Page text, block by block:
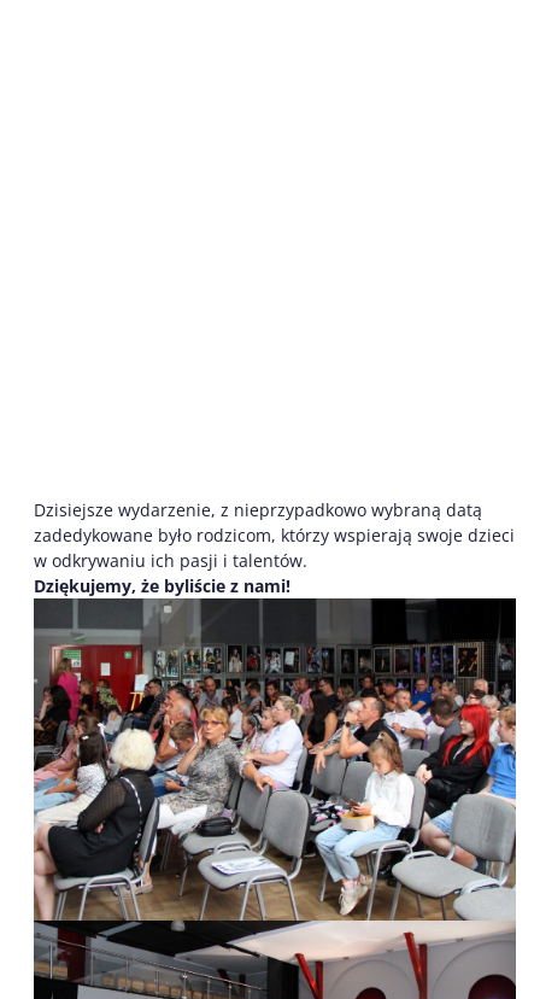
Dzisiejsze wydarzenie, z nieprzypadkowo wybraną datą
zadedykowane było rodzicom, którzy wspierają swoje dzieci
w odkrywaniu ich pasji i talentów.
Dziękujemy, że byliście z nami!